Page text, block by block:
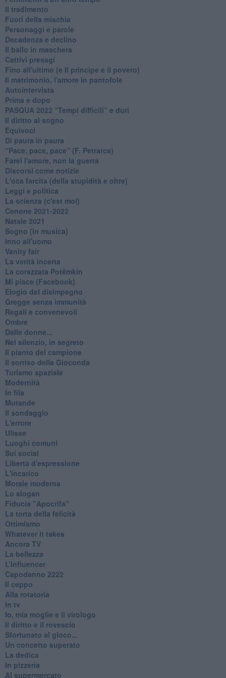
Il tradimento
Fuori della mischia
Personaggi e parole
Decadenza e declino
Il ballo in maschera
Cattivi presagi
Fino all'ultimo (e Il principe e il povero)
Il matrimonio, l'amore in pantofole
Autointervista
Prima e dopo
​PASQUA 2022 “Tempi difficili” e duri
Il diritto al sogno
Equivoci
Di paura in paura
​“Pace, pace, pace” (F. Petrarca)
Farei l'amore, non la guerra
Discorsi come notizie
L'oca farcita (della stupidità e oltre)
Leggi e politica
La scienza (c'est moi)
Cenone 2021-2022
Natale 2021
Sogno (in musica)
Inno all'uomo
Vanity fair
La verità incerta
La corazzata Potëmkin
Mi piace (Facebook)
Elogio del disimpegno
Gregge senza immunità
Regali e convenevoli
Ombre
Dalle donne...
Nel silenzio, in segreto
Il pianto del campione
Il sorriso della Gioconda
Turismo spaziale
Modernità
In fila
Mutande
Il sondaggio
L'errore
Ulisse
Luoghi comuni
Sui social
Libertà d'espressione
L'incarico
Morale moderna
Lo slogan
Fiducia "Apocrifa"
La torta della felicità
Ottimismo
Whatever it takes
Ancora TV
La bellezza
L’Influencer
​Capodanno 2222
Il ceppo
Alla rotatoria
In tv
Io, mia moglie e il virologo
Il diritto e il rovescio
Sfortunato al gioco...
Un concetto superato
La dedica
In pizzeria
Al supermercato